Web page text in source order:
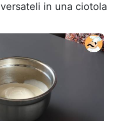
in una ciotola